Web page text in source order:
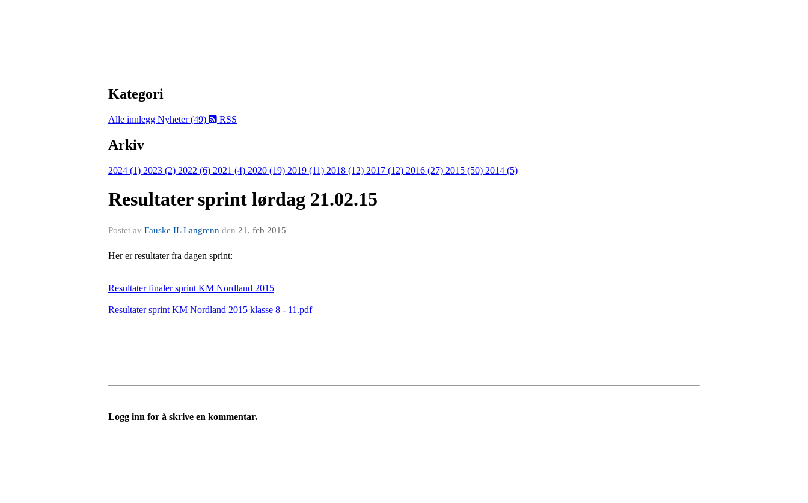
Kategori
Alle innlegg Nyheter (49) RSS
Arkiv
2024 (1) 2023 (2) 2022 (6) 2021 (4) 2020 (19) 2019 (11) 2018 (12) 2017 (12) 2016 (27) 2015 (50) 2014 (5)
Resultater sprint lørdag 21.02.15
Postet av Fauske IL Langrenn den 21. feb 2015
Her er resultater fra dagen sprint:
Resultater finaler sprint KM Nordland 2015
Resultater sprint KM Nordland 2015 klasse 8 - 11.pdf
Logg inn for å skrive en kommentar.